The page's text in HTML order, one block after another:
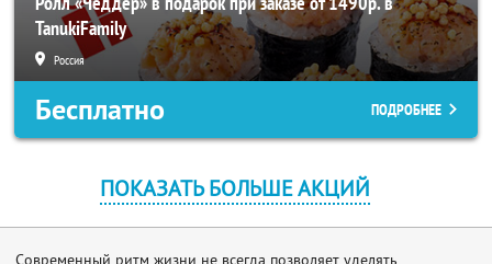
TanukiFamily
Россия
Бесплатно ПОДРОБНЕЕ
ПОКАЗАТЬ БОЛЬШЕ АКЦИЙ
Современный ритм жизни не всегда позволяет уделять